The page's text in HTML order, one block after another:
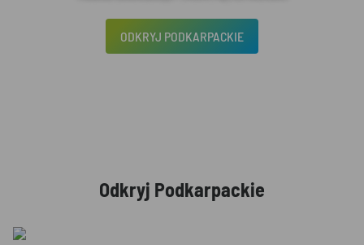
ODKRYJ PODKARPACKIE
Odkryj Podkarpackie